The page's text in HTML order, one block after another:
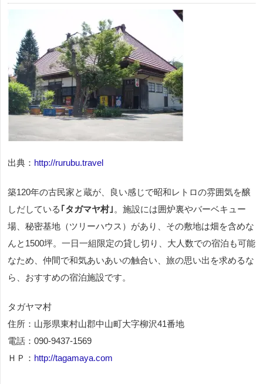
出典： http://rurubu.travel
築120年の古民家と蔵が、良い感じで昭和レトロの雰囲気を醸
しだしている ｢タガマヤ村｣ 。施設には囲炉裏やバーベキュー
場、秘密基地（ツリーハウス）があり、その敷地は畑を含めな
んと1500坪。一日一組限定の貸し切り、大人数での宿泊も可能
なため、仲間で和気あいあいの触合い、旅の思い出を求めるな
ら、おすすめの宿泊施設です。
タガヤマ村
住所：山形県東村山郡中山町大字柳沢41番地
電話：090-9437-1569
ＨＰ： http://tagamaya.com